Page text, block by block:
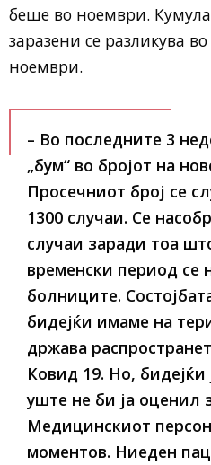
беше во ноември.
заразени се разликува
ноември.
– Во последните 3
„бум“ во бројот на
Просечниот број се
1300 случаи. Се
случаи заради тоа
временски период се
болниците.
бидејќи имаме на
држава
Ковид 19. Но, бидејќи
уште не би ја оценил
Медицинскиот
моментов. Ниеден